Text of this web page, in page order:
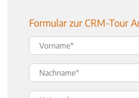
Formular zur CRM-Tour